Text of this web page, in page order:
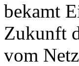
bekamt
Zukunft
vom